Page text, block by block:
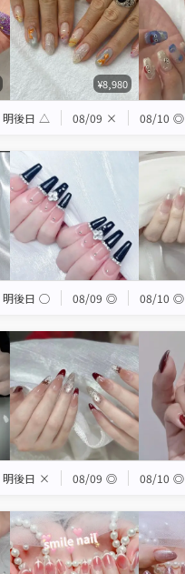
¥8,980
明後日 △ 08/09 × 08/10 ◎
明後日 ◯ 08/09 ◎ 08/10 ◎
明後日 × 08/09 ◎ 08/10 ◎